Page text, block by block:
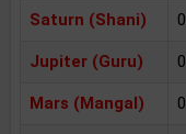
Saturn (Shani)
Jupiter (Guru)
Mars (Mangal)